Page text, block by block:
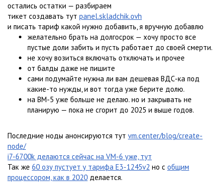
остались остатки — разбираем
тикет создавать тут panel.skladchik.ovh
и писать тариф какой нужно добавить, я вручную добавлю
желательно брать на долгосрок — хочу просто все
пустые доли забить и пусть работает до своей смерти.
не хочу возиться включать отключать и прочее
от балды даже не пишите
сами подумайте нужна ли вам дешевая ВДС-ка под
какие-то нужды, и вот тогда уже берите долю.
на ВМ-5 уже больше не делаю. но и закрывать не
планирую — пока не сгорит до 2025 и выше годов.
Последние ноды анонсируются тут vm.center/blog/create-
node/
i7-6700k делаются сейчас на VM-6 уже, тут
Так же 60 озу пустует у тарифа E3-1245v2 но с общим
процессором, как в 2020 делается.